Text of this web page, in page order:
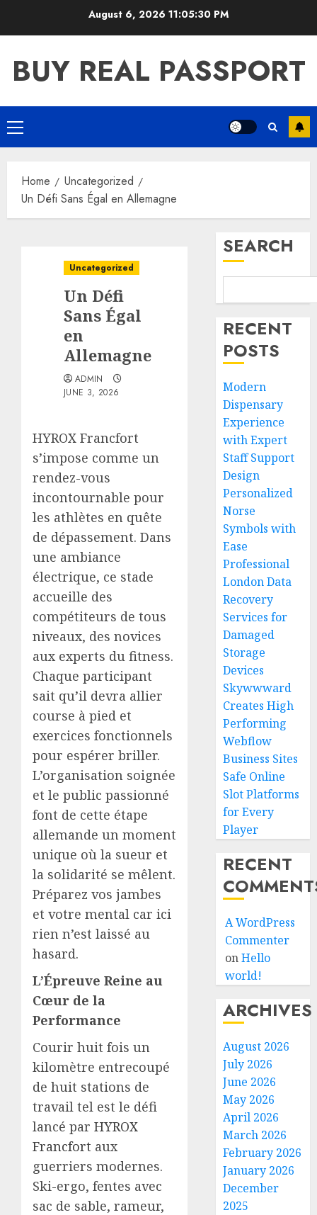
August 6, 202611:05:31 PM
BUY REAL PASSPORT
Primary
Menu
Home
Uncategorized
Un Défi Sans Égal en Allemagne
Uncategorized
Un Défi
Sans Égal
en
Allemagne
ADMIN
JUNE 3, 2026
HYROX Francfort
s’impose comme un
rendez-vous
incontournable pour
les athlètes en quête
de dépassement. Dans
une ambiance
électrique, ce stade
accueille des
compétiteurs de tous
niveaux, des novices
aux experts du fitness.
Chaque participant
sait qu’il devra allier
course à pied et
exercices fonctionnels
pour espérer briller.
L’organisation soignée
et le public passionné
font de cette étape
allemande un moment
unique où la sueur et
la solidarité se mêlent.
Préparez vos jambes
et votre mental car ici
rien n’est laissé au
hasard.
L’Épreuve Reine au
Cœur de la
Performance
Courir huit fois un
kilomètre entrecoupé
de huit stations de
travail tel est le défi
lancé par HYROX
Francfort aux
guerriers modernes.
Ski-ergo, fentes avec
sac de sable, rameur,
SEARCH
RECENT
POSTS
Modern
Dispensary
Experience
with Expert
Staff Support
Design
Personalized
Norse
Symbols with
Ease
Professional
London Data
Recovery
Services for
Damaged
Storage
Devices
Skywwward
Creates High
Performing
Webflow
Business Sites
Safe Online
Slot Platforms
for Every
Player
RECENT
A WordPress
Commenter
onHello
world!
ARCHIVES
August 2026
July 2026
June 2026
May 2026
April 2026
March 2026
February 2026
January 2026
December
2025